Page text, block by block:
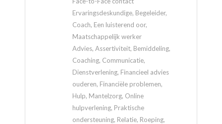
Ervaringsdeskundige, Begeleider,
Coach, Een luisterend oor,
Maatschappelijk werker
Advies, Assertiviteit, Bemiddeling,
Coaching, Communicatie,
Dienstverlening, Financieel advies
ouderen, Financiële problemen,
Hulp, Mantelzorg, Online
hulpverlening, Praktische
ondersteuning, Relatie, Roeping,